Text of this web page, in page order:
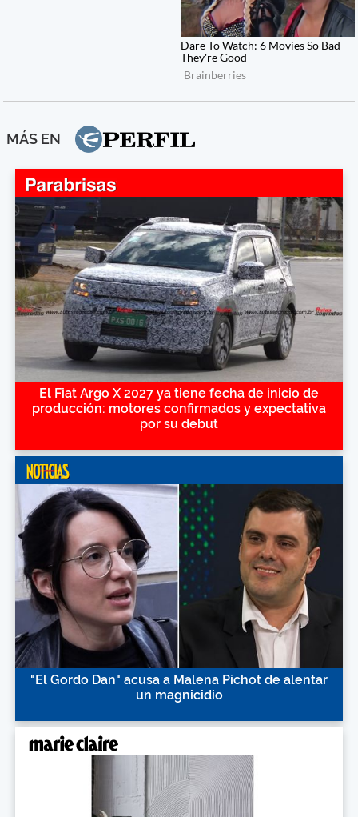
MÁS EN
El Fiat Argo X 2027 ya tiene fecha de inicio de
producción: motores confirmados y expectativa
por su debut
"El Gordo Dan" acusa a Malena Pichot de alentar
un magnicidio